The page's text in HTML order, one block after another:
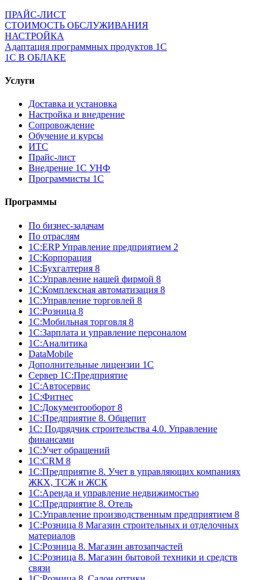
ПРАЙС-ЛИСТ
СТОИМОСТЬ ОБСЛУЖИВАНИЯ
НАСТРОЙКА
Адаптация программных продуктов 1С
1С В ОБЛАКЕ
Услуги
Доставка и установка
Настройка и внедрение
Сопровождение
Обучение и курсы
ИТС
Прайс-лист
Внедрение 1С УНФ
Программисты 1С
Программы
По бизнес-задачам
По отраслям
1C:ERP Управление предприятием 2
1С:Корпорация
1С:Бухгалтерия 8
1С:Управление нашей фирмой 8
1С:Комплексная автоматизация 8
1С:Управление торговлей 8
1С:Розница 8
1С:Мобильная торговля 8
1С:Зарплата и управление персоналом
1С:Аналитика
DataMobile
Дополнительные лицензии 1С
Сервер 1С:Предприятие
1С:Автосервис
1С:Фитнес
1С:Документооборот 8
1С:Предприятие 8. Общепит
1С: Подрядчик строительства 4.0. Управление
финансами
1С:Учет обращений
1C:CRM 8
1С:Предприятие 8. Учет в управляющих компаниях
ЖКХ, ТСЖ и ЖСК
1С:Аренда и управление недвижимостью
1С:Предприятие 8. Отель
1C:Управление производственным предприятием 8
1С:Розница 8 Магазин строительных и отделочных
материалов
1С:Розница 8. Магазин автозапчастей
1С:Розница 8. Магазин бытовой техники и средств
связи